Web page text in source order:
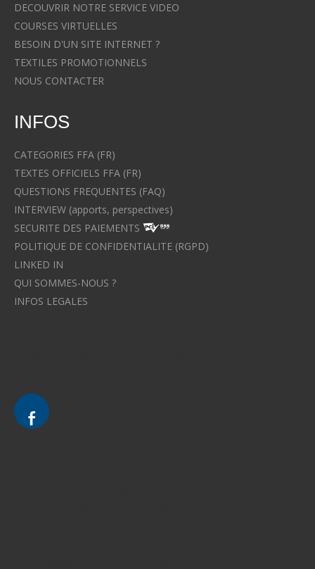
DECOUVRIR NOTRE SERVICE VIDEO
COURSES VIRTUELLES
BESOIN D'UN SITE INTERNET ?
TEXTILES PROMOTIONNELS
NOUS CONTACTER
INFOS
CATEGORIES FFA (FR)
TEXTES OFFICIELS FFA (FR)
QUESTIONS FREQUENTES (FAQ)
INTERVIEW (apports, perspectives)
SECURITE DES PAIEMENTS
POLITIQUE DE CONFIDENTIALITE (RGPD)
LINKED IN
QUI SOMMES-NOUS ?
INFOS LEGALES